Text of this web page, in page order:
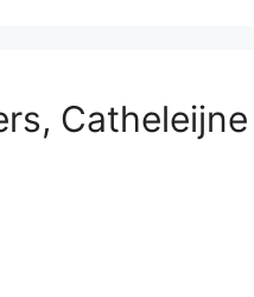
Catheleijne